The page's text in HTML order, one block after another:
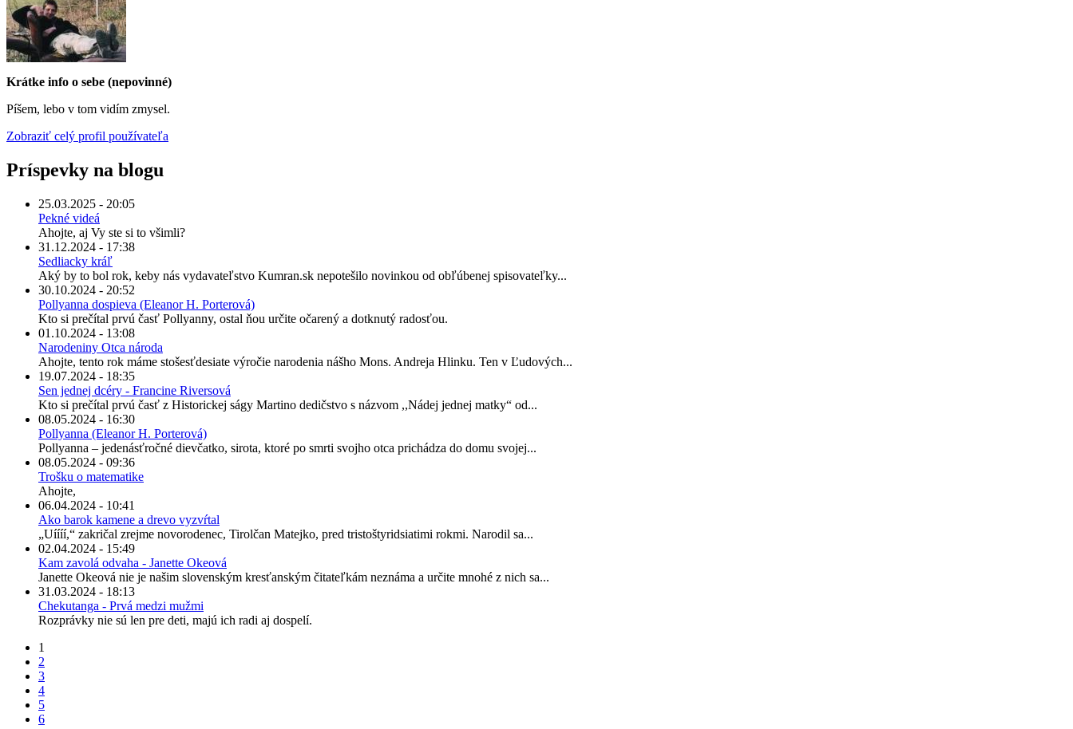
Krátke info o sebe (nepovinné)
Píšem, lebo v tom vidím zmysel.
Zobraziť celý profil používateľa
Príspevky na blogu
25.03.2025 - 20:05
Pekné videá
Ahojte, aj Vy ste si to všimli?
31.12.2024 - 17:38
Sedliacky kráľ
Aký by to bol rok, keby nás vydavateľstvo Kumran.sk nepotešilo novinkou od obľúbenej spisovateľky...
30.10.2024 - 20:52
Pollyanna dospieva (Eleanor H. Porterová)
Kto si prečítal prvú časť Pollyanny, ostal ňou určite očarený a dotknutý radosťou.
01.10.2024 - 13:08
Narodeniny Otca národa
Ahojte, tento rok máme stošesťdesiate výročie narodenia nášho Mons. Andreja Hlinku. Ten v Ľudových...
19.07.2024 - 18:35
Sen jednej dcéry - Francine Riversová
Kto si prečítal prvú časť z Historickej ságy Martino dedičstvo s názvom ,,Nádej jednej matky“ od...
08.05.2024 - 16:30
Pollyanna (Eleanor H. Porterová)
Pollyanna – jedenásťročné dievčatko, sirota, ktoré po smrti svojho otca prichádza do domu svojej...
08.05.2024 - 09:36
Trošku o matematike
Ahojte,
06.04.2024 - 10:41
Ako barok kamene a drevo vyzvŕtal
„Uíííí,“ zakričal zrejme novorodenec, Tirolčan Matejko, pred tristoštyridsiatimi rokmi. Narodil sa...
02.04.2024 - 15:49
Kam zavolá odvaha - Janette Okeová
Janette Okeová nie je našim slovenským kresťanským čitateľkám neznáma a určite mnohé z nich sa...
31.03.2024 - 18:13
Chekutanga - Prvá medzi mužmi
Rozprávky nie sú len pre deti, majú ich radi aj dospelí.
1
2
3
4
5
6